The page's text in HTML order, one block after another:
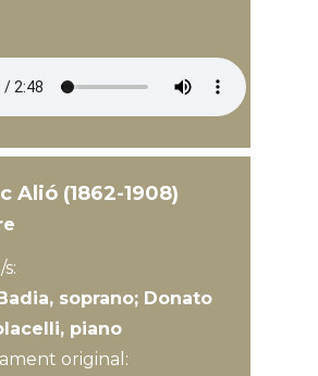
Alió (1862-1908)
soprano; Donato
piano
original: